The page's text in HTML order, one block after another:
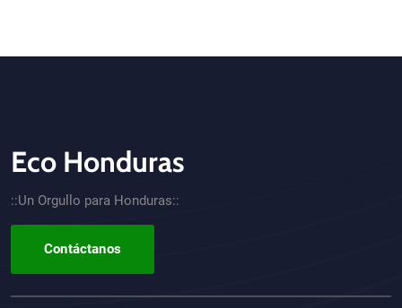
CTA - Footer
Eco Honduras
::Un Orgullo para Honduras::
Contáctanos